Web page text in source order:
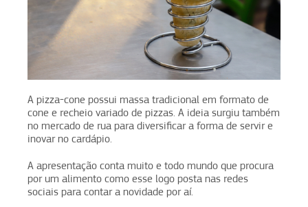
A pizza-cone possui massa tradicional em formato de
cone e recheio variado de pizzas. A ideia surgiu também
no mercado de rua para diversificar a forma de servir e
inovar no cardápio.
A apresentação conta muito e todo mundo que procura
por um alimento como esse logo posta nas redes
sociais para contar a novidade por aí.